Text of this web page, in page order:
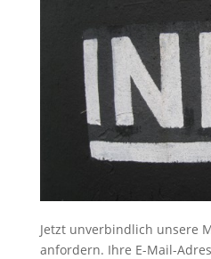
Jetzt unverbindlich unsere
anfordern. Ihre E-Mail-